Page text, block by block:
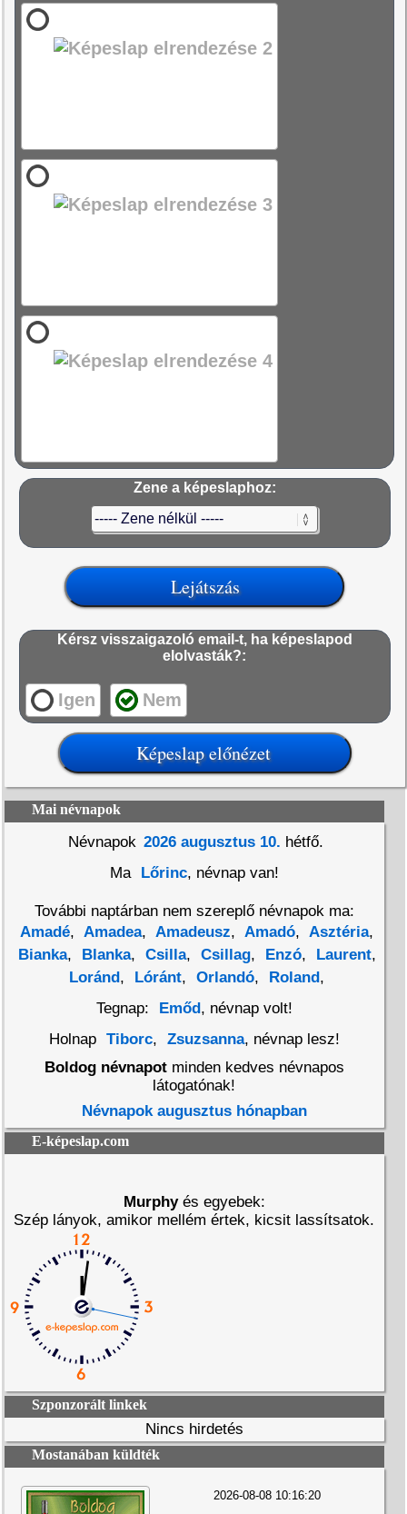
Zene a képeslaphoz:
Kérsz visszaigazoló email-t, ha képeslapod
elolvasták?:
Igen Nem
Mai névnapok
Névnapok 2026 augusztus 10. hétfő.
Ma
Lőrinc, névnap van!
További naptárban nem szereplő névnapok ma:
Amadé, Amadea, Amadeusz, Amadó, Asztéria,
Bianka, Blanka, Csilla, Csillag, Enzó, Laurent,
Loránd , Lóránt, Orlandó, Roland ,
Tegnap:
Emőd , névnap volt!
Holnap Tiborc, Zsuzsanna, névnap lesz!
Boldog névnapotminden kedves névnapos
látogatónak!
Névnapok augusztus hónapban
E-képeslap.com
Murphyés egyebek:
Szép lányok, amikor mellém értek, kicsit lassítsatok.
Szponzorált linkek
Nincs hirdetés
Mostanában küldték
2026-08-08 10:16:20